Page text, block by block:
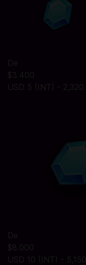
De
$3.400
USD 5 (INT) - 2,320
De
$8.000
USD 10 (INT) -